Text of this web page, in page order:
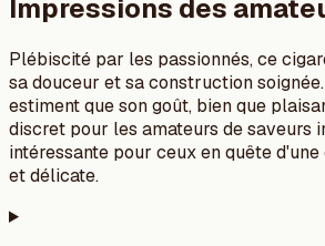
Impressions des
Plébiscité par les passionnés, ce
sa douceur et sa construction
estiment que son goût, bien que
discret pour les amateurs de saveurs
intéressante pour ceux en quête
et délicate.